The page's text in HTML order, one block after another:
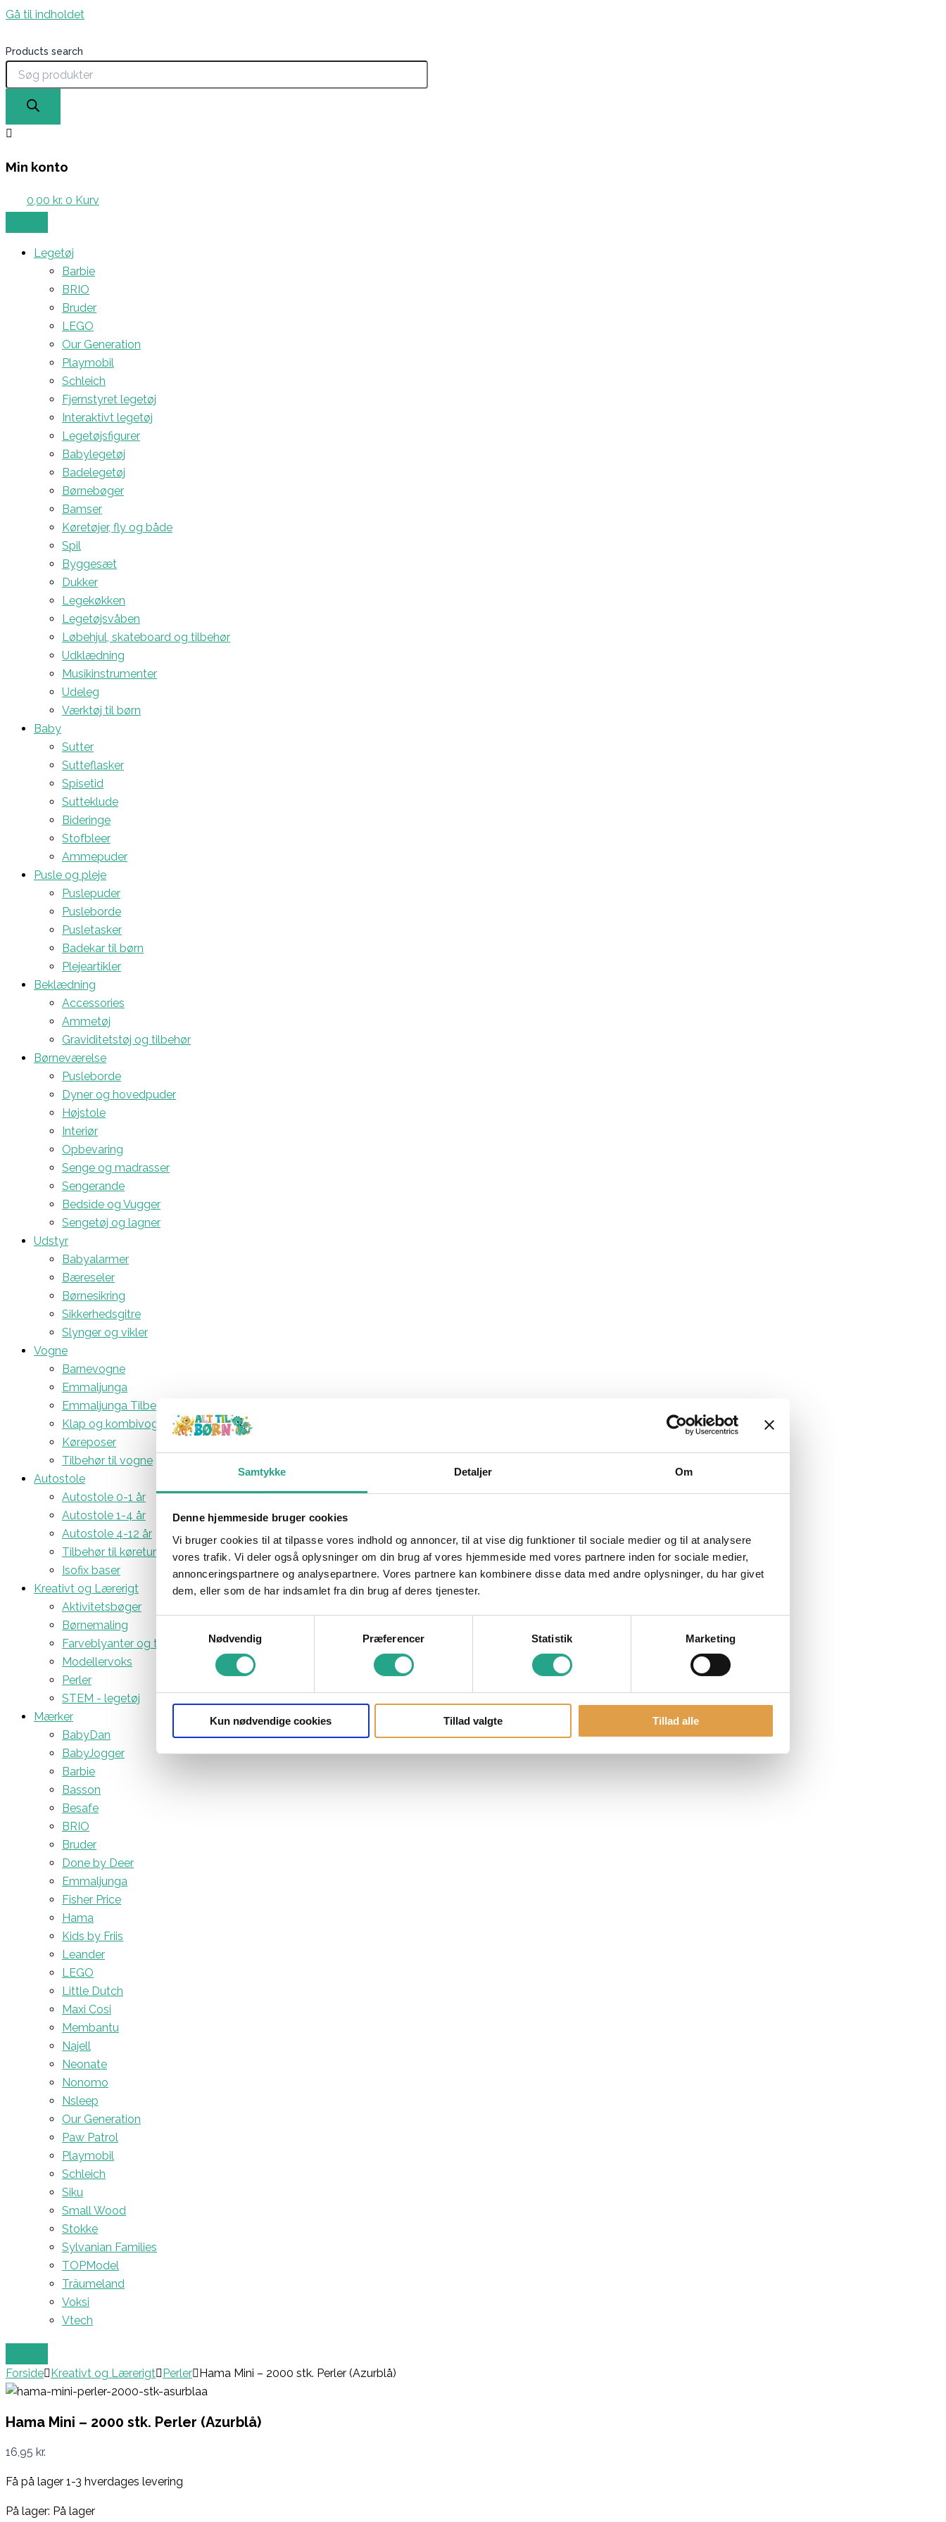
Samtykke Detaljer Om
Denne hjemmeside bruger cookies
Vi bruger cookies til at tilpasse vores indhold og annoncer, til at vise dig funktioner til sociale medier og til at analysere
vores trafik. Vi deler også oplysninger om din brug af vores hjemmeside med vores partnere inden for sociale medier,
annonceringspartnere og analysepartnere. Vores partnere kan kombinere disse data med andre oplysninger, du har givet
dem, eller som de har indsamlet fra din brug af deres tjenester.
Nødvendig
Præferencer Statistik Marketing
Kun nødvendige cookies Tillad valgte Tillad alle
Gå til indholdet
Products search
Min konto
0,00 kr. 0 Kurv
Legetøj
Barbie
BRIO
Bruder
LEGO
Our Generation
Playmobil
Schleich
Fjernstyret legetøj
Interaktivt legetøj
Legetøjsfigurer
Babylegetøj
Badelegetøj
Børnebøger
Bamser
Køretøjer, fly og både
Spil
Byggesæt
Dukker
Legekøkken
Legetøjsvåben
Løbehjul, skateboard og tilbehør
Udklædning
Musikinstrumenter
Udeleg
Værktøj til børn
Baby
Sutter
Sutteflasker
Spisetid
Sutteklude
Bideringe
Stofbleer
Ammepuder
Pusle og pleje
Puslepuder
Pusleborde
Pusletasker
Badekar til børn
Plejeartikler
Beklædning
Accessories
Ammetøj
Graviditetstøj og tilbehør
Børneværelse
Pusleborde
Dyner og hovedpuder
Højstole
Interiør
Opbevaring
Senge og madrasser
Sengerande
Bedside og Vugger
Sengetøj og lagner
Udstyr
Babyalarmer
Bæreseler
Børnesikring
Sikkerhedsgitre
Slynger og vikler
Vogne
Barnevogne
Emmaljunga
Emmaljunga Tilbehør
Klap og kombivogne
Køreposer
Tilbehør til vogne
Autostole
Autostole 0-1 år
Autostole 1-4 år
Autostole 4-12 år
Tilbehør til køreturen
Isofix baser
Kreativt og Lærerigt
Aktivitetsbøger
Børnemaling
Farveblyanter og tuscher
Modellervoks
Perler
STEM - legetøj
Mærker
BabyDan
BabyJogger
Barbie
Basson
Besafe
BRIO
Bruder
Done by Deer
Emmaljunga
Fisher Price
Hama
Kids by Friis
Leander
LEGO
Little Dutch
Maxi Cosi
Membantu
Najell
Neonate
Nonomo
Nsleep
Our Generation
Paw Patrol
Playmobil
Schleich
Siku
Small Wood
Stokke
Sylvanian Families
TOPModel
Träumeland
Voksi
Vtech
Forside Kreativt og Lærerigt Perler Hama Mini – 2000 stk. Perler (Azurblå)
Hama Mini – 2000 stk. Perler (Azurblå)
16,95 kr.
Få på lager 1-3 hverdages levering
På lager: På lager